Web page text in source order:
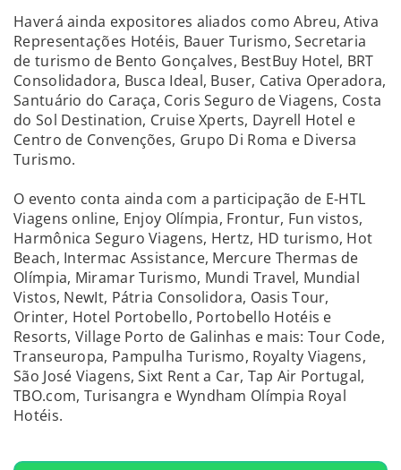
Haverá ainda expositores aliados como Abreu, Ativa
Representações Hotéis, Bauer Turismo, Secretaria
de turismo de Bento Gonçalves, BestBuy Hotel, BRT
Consolidadora, Busca Ideal, Buser, Cativa Operadora,
Santuário do Caraça, Coris Seguro de Viagens, Costa
do Sol Destination, Cruise Xperts, Dayrell Hotel e
Centro de Convenções, Grupo Di Roma e Diversa
Turismo.
O evento conta ainda com a participação de E-HTL
Viagens online, Enjoy Olímpia, Frontur, Fun vistos,
Harmônica Seguro Viagens, Hertz, HD turismo, Hot
Beach, Intermac Assistance, Mercure Thermas de
Olímpia, Miramar Turismo, Mundi Travel, Mundial
Vistos, NewIt, Pátria Consolidora, Oasis Tour,
Orinter, Hotel Portobello, Portobello Hotéis e
Resorts, Village Porto de Galinhas e mais: Tour Code,
Transeuropa, Pampulha Turismo, Royalty Viagens,
São José Viagens, Sixt Rent a Car, Tap Air Portugal,
TBO.com, Turisangra e Wyndham Olímpia Royal
Hotéis.